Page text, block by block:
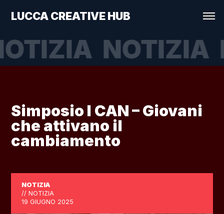
LUCCA CREATIVE HUB
NOTIZIA
Simposio I CAN – Giovani
che attivano il
cambiamento
NOTIZIA
// NOTIZIA
19 GIUGNO 2025